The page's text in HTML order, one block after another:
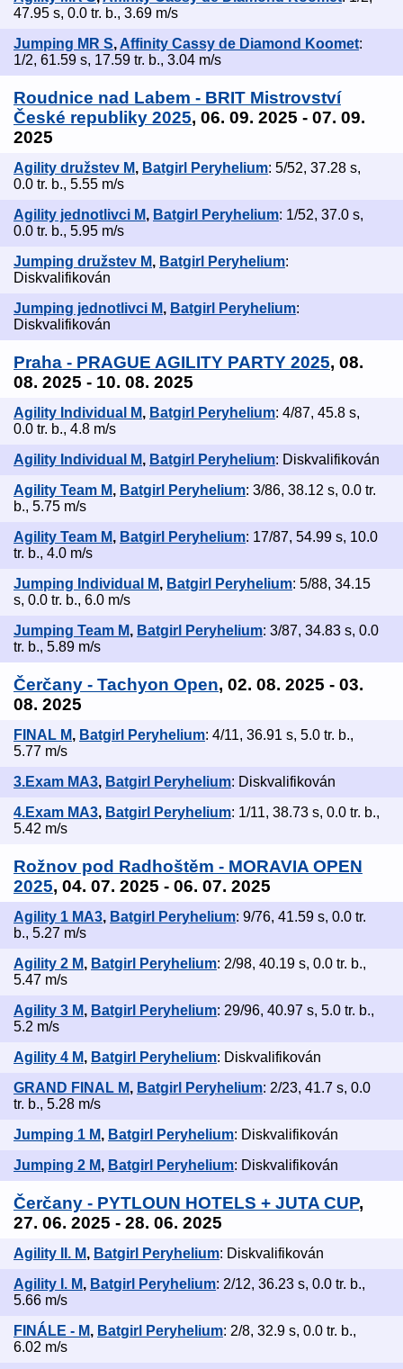
47.95 s, 0.0 tr. b., 3.69 m/s
Jumping MR S, Affinity Cassy de Diamond Koomet:
1/2, 61.59 s, 17.59 tr. b., 3.04 m/s
Roudnice nad Labem - BRIT Mistrovství
České republiky 2025, 06. 09. 2025 - 07. 09.
2025
Agility družstev M, Batgirl Peryhelium: 5/52, 37.28 s,
0.0 tr. b., 5.55 m/s
Agility jednotlivci M, Batgirl Peryhelium: 1/52, 37.0 s,
0.0 tr. b., 5.95 m/s
Jumping družstev M, Batgirl Peryhelium:
Diskvalifikován
Jumping jednotlivci M, Batgirl Peryhelium:
Diskvalifikován
Praha - PRAGUE AGILITY PARTY 2025, 08.
08. 2025 - 10. 08. 2025
Agility Individual M, Batgirl Peryhelium: 4/87, 45.8 s,
0.0 tr. b., 4.8 m/s
Agility Individual M, Batgirl Peryhelium: Diskvalifikován
Agility Team M, Batgirl Peryhelium: 3/86, 38.12 s, 0.0 tr.
b., 5.75 m/s
Agility Team M, Batgirl Peryhelium: 17/87, 54.99 s, 10.0
tr. b., 4.0 m/s
Jumping Individual M, Batgirl Peryhelium: 5/88, 34.15
s, 0.0 tr. b., 6.0 m/s
Jumping Team M, Batgirl Peryhelium: 3/87, 34.83 s, 0.0
tr. b., 5.89 m/s
Čerčany - Tachyon Open, 02. 08. 2025 - 03.
08. 2025
FINAL M, Batgirl Peryhelium: 4/11, 36.91 s, 5.0 tr. b.,
5.77 m/s
3.Exam MA3, Batgirl Peryhelium: Diskvalifikován
4.Exam MA3, Batgirl Peryhelium: 1/11, 38.73 s, 0.0 tr. b.,
5.42 m/s
Rožnov pod Radhoštěm - MORAVIA OPEN
2025, 04. 07. 2025 - 06. 07. 2025
Agility 1 MA3, Batgirl Peryhelium: 9/76, 41.59 s, 0.0 tr.
b., 5.27 m/s
Agility 2 M, Batgirl Peryhelium: 2/98, 40.19 s, 0.0 tr. b.,
5.47 m/s
Agility 3 M, Batgirl Peryhelium: 29/96, 40.97 s, 5.0 tr. b.,
5.2 m/s
Agility 4 M, Batgirl Peryhelium: Diskvalifikován
GRAND FINAL M, Batgirl Peryhelium: 2/23, 41.7 s, 0.0
tr. b., 5.28 m/s
Jumping 1 M, Batgirl Peryhelium: Diskvalifikován
Jumping 2 M, Batgirl Peryhelium: Diskvalifikován
Čerčany - PYTLOUN HOTELS + JUTA CUP,
27. 06. 2025 - 28. 06. 2025
Agility II. M, Batgirl Peryhelium: Diskvalifikován
Agility I. M, Batgirl Peryhelium: 2/12, 36.23 s, 0.0 tr. b.,
5.66 m/s
FINÁLE - M, Batgirl Peryhelium: 2/8, 32.9 s, 0.0 tr. b.,
6.02 m/s